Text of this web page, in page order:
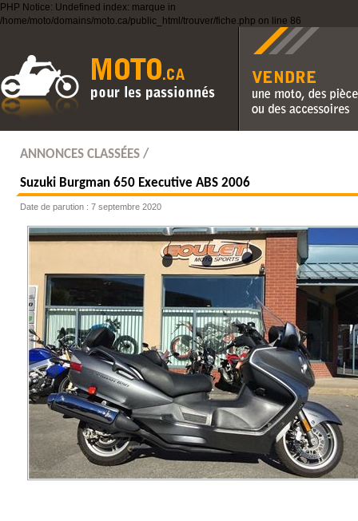
PHP Notice: Undefined index: marque in
/home/moto/domains/moto.ca/public_html/trouver/fiche.php on line 86
Vendre une moto, des
des accessoires
ANNONCES CLASSÉES /
Suzuki Burgman 650 Executive ABS 2006
Date de parution : 7 septembre 2020